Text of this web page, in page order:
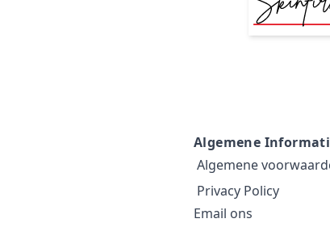
Algemene
Algemene
Privacy Policy
Email ons